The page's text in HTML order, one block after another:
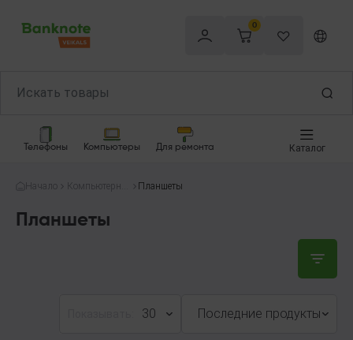
0
Телефоны Компьютеры Для ремонта Каталог
Начало
Компьютерная
Планшеты
Планшеты
30 Последние продукты